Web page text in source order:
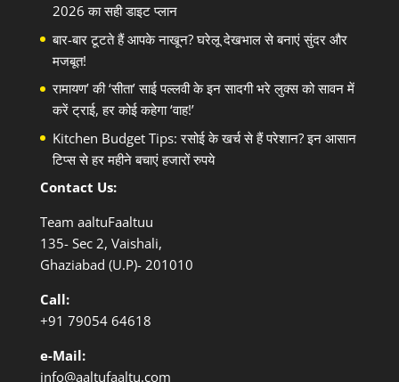
2026 का सही डाइट प्लान
बार-बार टूटते हैं आपके नाखून? घरेलू देखभाल से बनाएं सुंदर और
मजबूत!
रामायण’ की ‘सीता’ साई पल्लवी के इन सादगी भरे लुक्स को सावन में
करें ट्राई, हर कोई कहेगा ‘वाह!’
Kitchen Budget Tips: रसोई के खर्च से हैं परेशान? इन आसान
टिप्स से हर महीने बचाएं हजारों रुपये
Contact Us:
Team aaltuFaaltuu
135- Sec 2, Vaishali,
Ghaziabad (U.P)- 201010
Call:
+91 79054 64618
e-Mail:
info@aaltufaaltu.com